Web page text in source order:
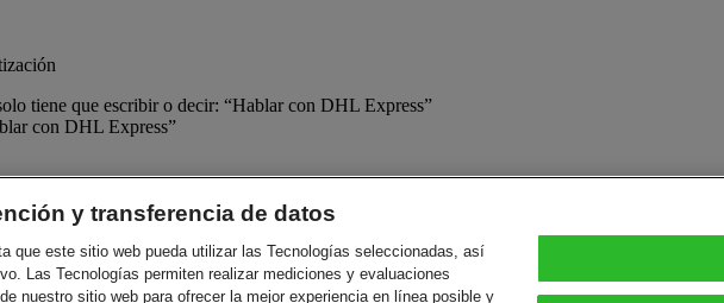
tiene que escribir o decir: “Hablar con DHL Express”
con DHL Express”
DHL Group - All rights reserved
y transferencia de datos
que este sitio web pueda utilizar las Tecnologías seleccionadas, así
Las Tecnologías permiten realizar mediciones y evaluaciones
nuestro sitio web para ofrecer la mejor experiencia en línea posible y